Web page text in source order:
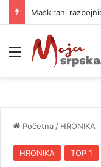
Meni
Početna / HRONIKA
HRONIKA TOP 1